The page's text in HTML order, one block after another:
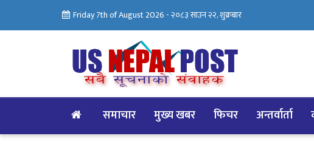
Friday 7th of August 2026 -२०८३ साउन २२, शुक्रबार
समाचार मुख्य खबर फिचर अन्तर्वार्ता